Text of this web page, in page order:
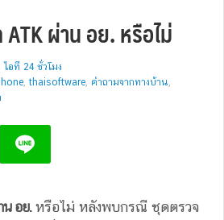
ผ่าน อย. หรือไม่
ไอที 24 ชั่วโมง
,thaisoftware, คำถามจากทางบ้าน,
อย.หรือไม่ หลังพบกรณี ชุดตรวจ